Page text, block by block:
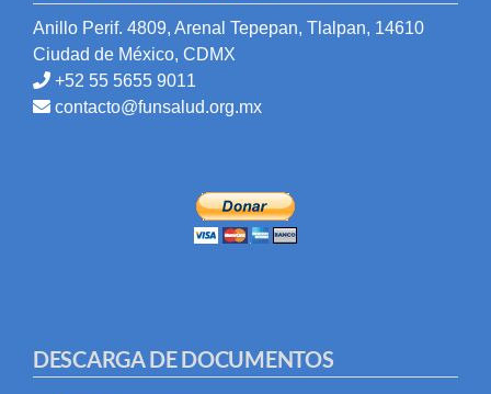
Anillo Perif. 4809, Arenal Tepepan, Tlalpan, 14610
Ciudad de México, CDMX
+52 55 5655 9011
contacto@funsalud.org.mx
DESCARGA DE DOCUMENTOS